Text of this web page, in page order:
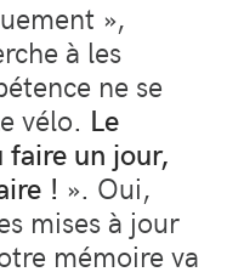
»,
à les
ne se
vélo. Le
faire un jour,
! ». Oui,
mises à jour
mémoire va